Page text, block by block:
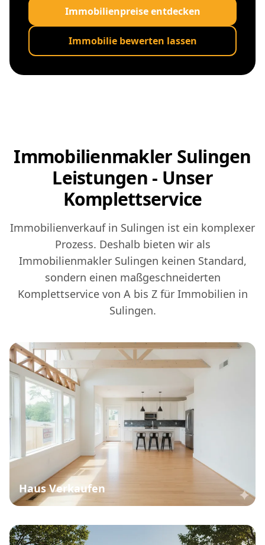
Immobilienpreise entdecken
Immobilie bewerten lassen
Immobilienmakler Sulingen
Leistungen - Unser
Komplettservice
Immobilienverkauf in Sulingen ist ein komplexer
Prozess. Deshalb bieten wir als
Immobilienmakler Sulingen keinen Standard,
sondern einen maßgeschneiderten
Komplettservice von A bis Z für Immobilien in
Sulingen.
Haus Verkaufen